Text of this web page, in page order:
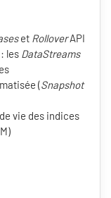
et RolloverAPI
les DataStreams
(Snapshot
vie des indices